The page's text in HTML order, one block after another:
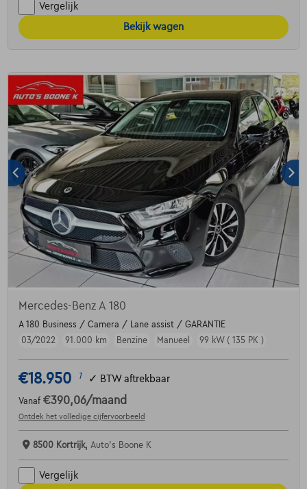
Vergelijk
Bekijk wagen
Mercedes-Benz A 180
A 180 Business / Camera / Lane assist / GARANTIE
03/2022
91.000 km Benzine Manueel 99 kW ( 135 PK )
€18.950 1 ✓ BTW aftrekbaar
Vanaf €390,06/maand
Ontdek het volledige cijfervoorbeeld
8500 Kortrijk, Auto's Boone K
Vergelijk